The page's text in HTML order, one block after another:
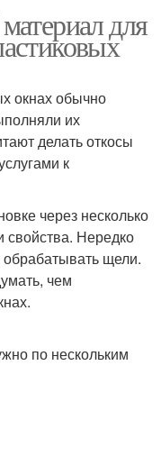
для
окнах обычно
их
делать откосы
к
через несколько
свойства. Нередко
обрабатывать щели.
чем
по нескольким